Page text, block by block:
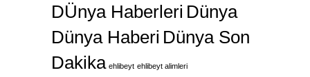
DÜnya Haberleri Dünya
Dünya Haberi Dünya Son
Dakika ehlibeyt ehlibeyt alimleri